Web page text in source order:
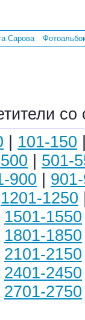
Сарова
101-150
501-
900
1201-1250
1501-1550
1801-1850
2101-2150
2401-2450
2701-2750